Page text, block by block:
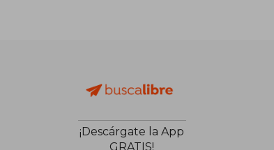
¡Descárgate la App
GRATIS!